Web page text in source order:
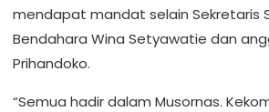
mendapat mandat selain Sekretaris
Bendahara Wina Setyawatie dan
Prihandoko.
“Semua hadir dalam Musornas.